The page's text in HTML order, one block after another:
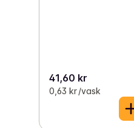
41,60 kr
0,63 kr /vask